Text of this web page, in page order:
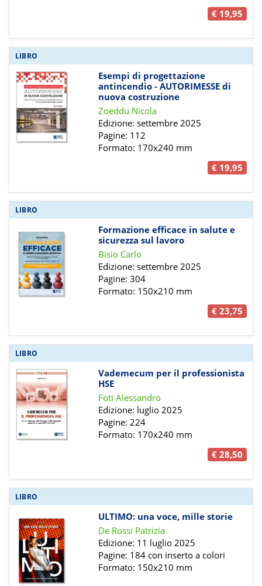
€ 19,95
LIBRO
Esempi di progettazione
antincendio - AUTORIMESSE di
nuova costruzione
Zoeddu Nicola
Edizione: settembre 2025
Pagine: 112
Formato: 170x240 mm
€ 19,95
LIBRO
Formazione efficace in salute e
sicurezza sul lavoro
Bisio Carlo
Edizione: settembre 2025
Pagine: 304
Formato: 150x210 mm
€ 23,75
LIBRO
Vademecum per il professionista
HSE
Foti Alessandro
Edizione: luglio 2025
Pagine: 224
Formato: 170x240 mm
€ 28,50
LIBRO
ULTIMO: una voce, mille storie
De Rossi Patrizia
Edizione: 11 luglio 2025
Pagine: 184 con inserto a colori
Formato: 150x210 mm